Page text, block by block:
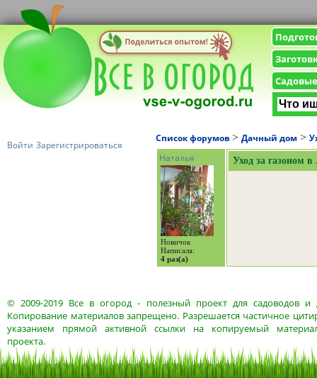
Войти Зарегистрироваться
Список форумов > Дачный дом >
Наталья
Новичок
Написала:
4 раз(а)
Уход за газоном в
© 2009-2019 Все в огород- полезный проект для садоводов и
Копирование материалов запрещено. Разрешается частичное
указанием прямой активной ссылки на копируемый
проекта.